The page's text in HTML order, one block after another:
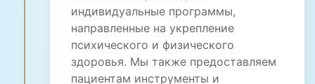
индивидуальные программы,
направленные на укрепление
психического и физического
здоровья. Мы также предоставляем
пациентам инструменты и